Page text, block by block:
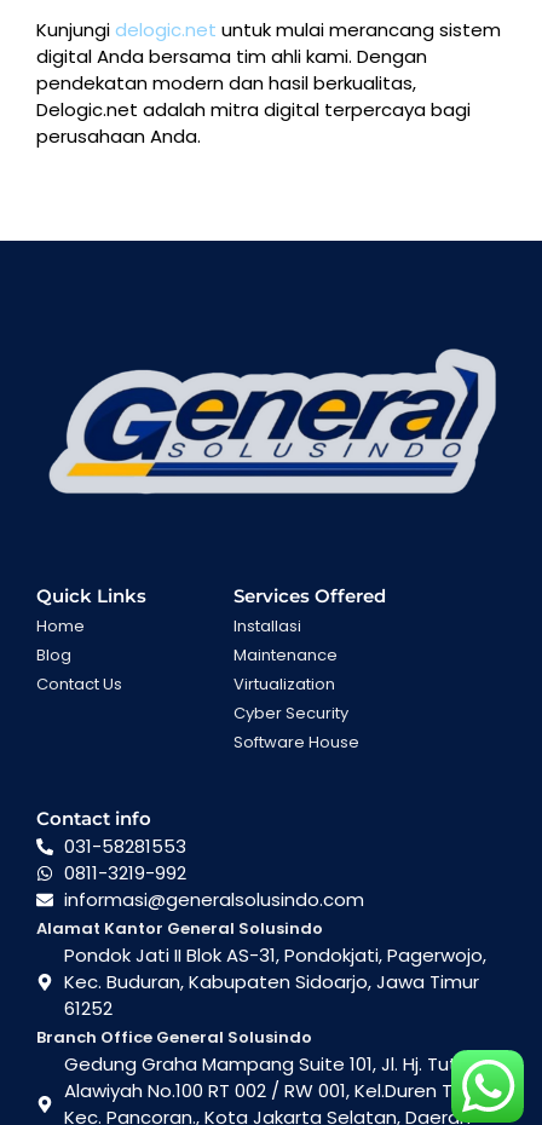
Kunjungidelogic.net untuk mulai merancang sistem
digital Anda bersama tim ahli kami. Dengan
pendekatan modern dan hasil berkualitas,
Delogic.net adalah mitra digital terpercaya bagi
perusahaan Anda.
Quick Links
Home
Blog
Contact Us
Services Offered
Installasi
Maintenance
Virtualization
Cyber Security
Software House
Contact info
031-58281553
0811-3219-992
informasi@generalsolusindo.com
Alamat Kantor General Solusindo
Pondok Jati II Blok AS-31, Pondokjati, Pagerwojo,
Kec. Buduran, Kabupaten Sidoarjo, Jawa Timur
61252
Branch Office General Solusindo
Gedung Graha Mampang Suite 101, Jl. Hj. Tutty
Alawiyah No.100 RT 002 / RW 001, Kel.Duren Tiga ,
Kec. Pancoran., Kota Jakarta Selatan, Daerah